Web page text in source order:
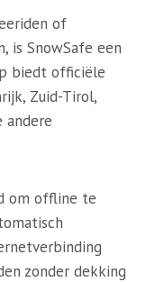
of
is SnowSafe een
biedt officiële
Zuid-Tirol,
andere
om offline te
zonder dekking